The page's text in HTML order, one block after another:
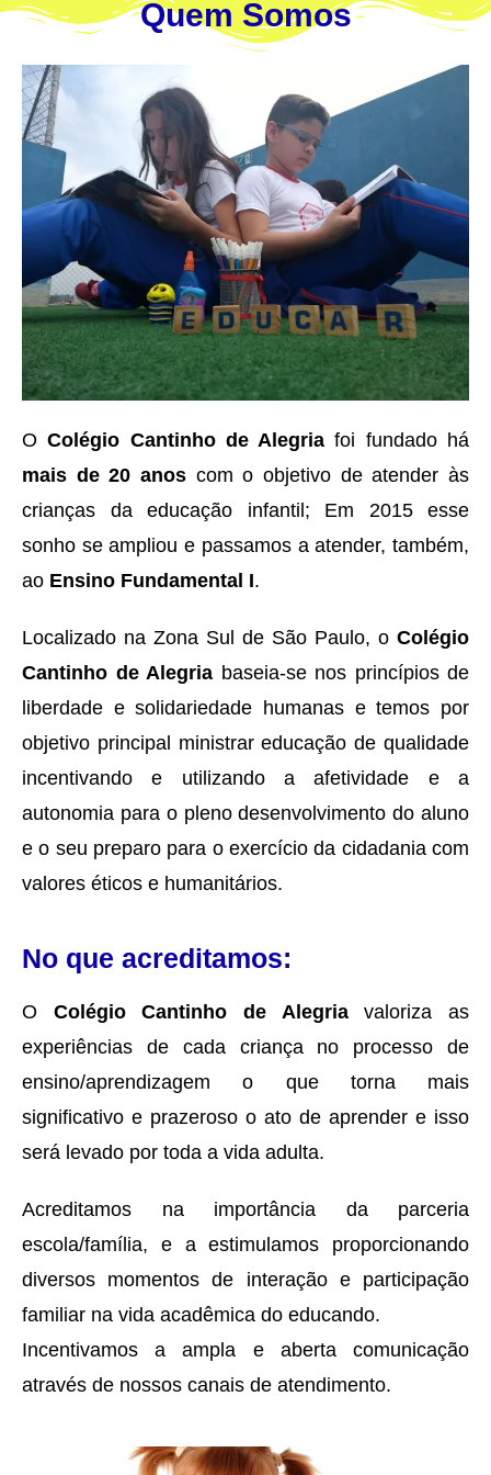
Quem Somos
OColégio Cantinho de Alegria foi fundado há
mais de 20 anos com o objetivo de atender às
crianças da educação infantil; Em 2015 esse
sonho se ampliou e passamos a atender, também,
ao Ensino Fundamental I.
Localizado na Zona Sul de São Paulo, o Colégio
Cantinho de Alegria baseia-se nos princípios de
liberdade e solidariedade humanas e temos por
objetivo principal ministrar educação de qualidade
incentivando e utilizando a afetividade e a
autonomia para o pleno desenvolvimento do aluno
e o seu preparo para o exercício da cidadania com
valores éticos e humanitários.
No que acreditamos:
O Colégio Cantinho de Alegriavaloriza as
experiências de cada criança no processo de
ensino/aprendizagem o que torna mais
significativo e prazeroso o ato de aprender e isso
será levado por toda a vida adulta.
Acreditamos na importância da parceria
escola/família, e a estimulamos proporcionando
diversos momentos de interação e participação
familiar na vida acadêmica do educando.
Incentivamos a ampla e aberta comunicação
através de nossos canais de atendimento.